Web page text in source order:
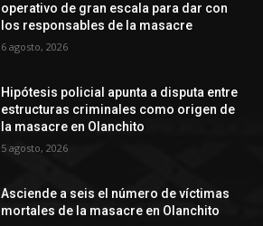
operativo de gran escala para dar con
los responsables de la masacre
6 agosto, 2026
Hipótesis policial apunta a disputa entre
estructuras criminales como origen de
la masacre en Olanchito
5 agosto, 2026
Asciende a seis el número de víctimas
mortales de la masacre en Olanchito